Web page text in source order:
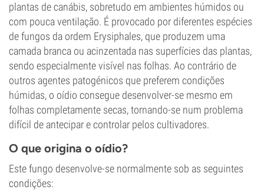
plantas de canábis, sobretudo em ambientes húmidos ou
com pouca ventilação. É provocado por diferentes espécies
de fungos da ordem Erysiphales, que produzem uma
camada branca ou acinzentada nas superfícies das plantas,
sendo especialmente visível nas folhas. Ao contrário de
outros agentes patogénicos que preferem condições
húmidas, o oídio consegue desenvolver-se mesmo em
folhas completamente secas, tornando-se num problema
difícil de antecipar e controlar pelos cultivadores.
O que origina o oídio?
Este fungo desenvolve-se normalmente sob as seguintes
condições: